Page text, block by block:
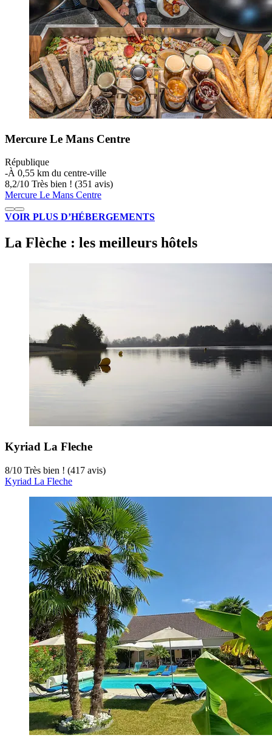
Mercure Le Mans Centre
République
‐À 0,55 km du centre-ville
8,2/10 Très bien ! (351 avis)
Mercure Le Mans Centre
VOIR PLUS D’HÉBERGEMENTS
La Flèche : les meilleurs hôtels
Kyriad La Fleche
8/10 Très bien ! (417 avis)
Kyriad La Fleche